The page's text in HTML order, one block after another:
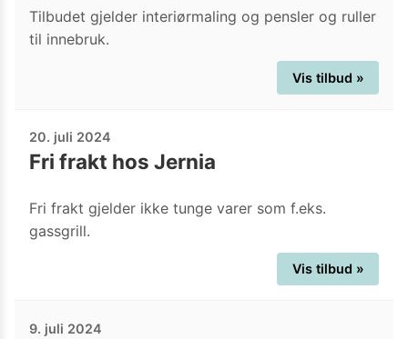
Tilbudet gjelder interiørmaling og pensler og ruller
til innebruk.
Vis tilbud »
20. juli 2024
Fri frakt hos Jernia
Fri frakt gjelder ikke tunge varer som f.eks.
gassgrill.
Vis tilbud »
9. juli 2024